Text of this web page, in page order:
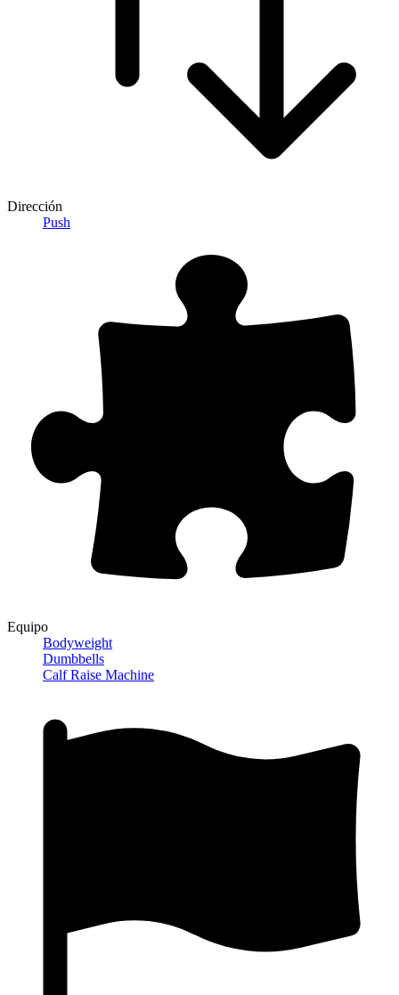
Dirección
Push
Equipo
Bodyweight
Dumbbells
Calf Raise Machine